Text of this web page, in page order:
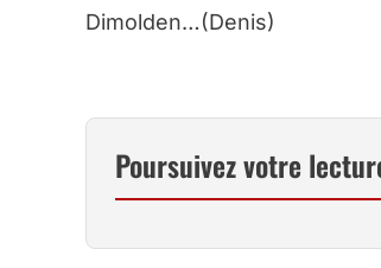
Dimolden…(Denis)
Poursuivez votre